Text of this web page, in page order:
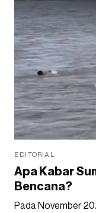
EDITORIAL
Apa Kabar
Bencana?
Pada November